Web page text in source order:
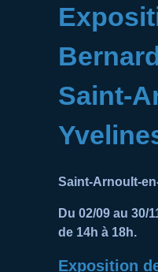
Saint-
Saint-Arnoult-
Du 02/09 au 30/
de 14h à 18h.
Exposition